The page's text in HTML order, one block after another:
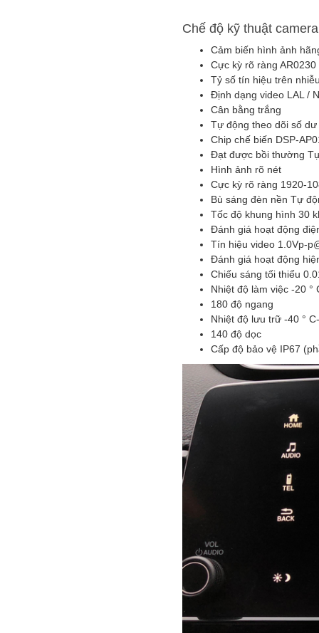
Chế độ kỹ thuật
Cảm biến hình ảnh
Cực kỳ rõ ràng AR0230
Tỷ số tín hiệu trên
Định dạng video LAL /
Cân bằng trắng
Tự động theo dõi số dư
Chip chế biến DSP-
Đạt được bồi thường
Hình ảnh rõ nét
Cực kỳ rõ ràng 1920-
Bù sáng đèn nền Tự
Tốc độ khung hình 30
Đánh giá hoạt động
Tín hiệu video 1.0Vp-
Đánh giá hoạt động
Chiếu sáng tối thiểu
Nhiệt độ làm việc -20 °
180 độ ngang
Nhiệt độ lưu trữ -40 °
140 độ dọc
Cấp độ bảo vệ IP67